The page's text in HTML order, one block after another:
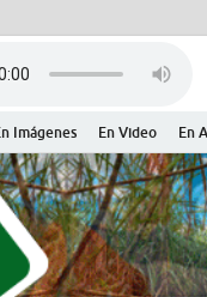
Imágenes En Video En
y Actualidades de